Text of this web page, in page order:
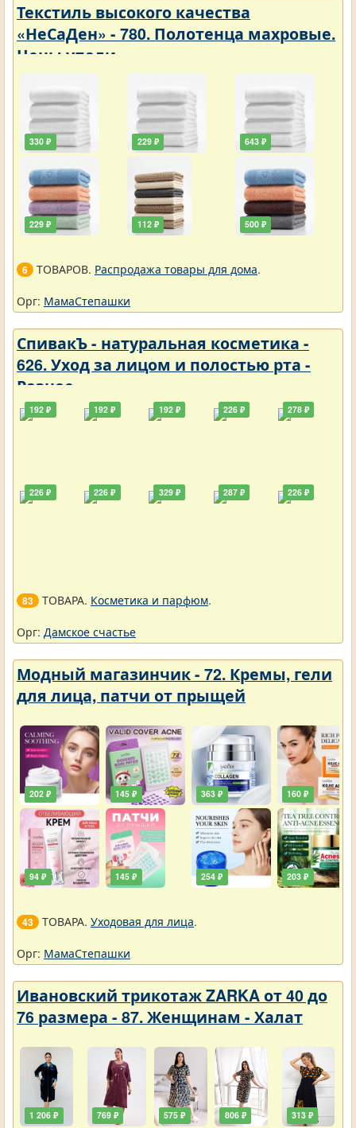
Текстиль высокого качества
«НеСаДен» - 780. Полотенца махровые.
Цены упали
330 ₽
229 ₽
229 ₽
112 ₽
643 ₽
500 ₽
6 ТОВАРОВ. Распродажа товары для дома.
Орг: МамаСтепашки
СпивакЪ - натуральная косметика -
626. Уход за лицом и полостью рта -
Разное
192 ₽
226 ₽
192 ₽
226 ₽
192 ₽
329 ₽
226 ₽
287 ₽
278 ₽
226 ₽
83 ТОВАРА. Косметика и парфюм.
Орг: Дамское счастье
Модный магазинчик - 72. Кремы, гели
для лица, патчи от прыщей
202 ₽
94 ₽
145 ₽
145 ₽
363 ₽
254 ₽
160 ₽
203 ₽
43 ТОВАРА. Уходовая для лица.
Орг: МамаСтепашки
Ивановский трикотаж ZARKA от 40 до
76 размера - 87. Женщинам - Халат
1 206 ₽ 769 ₽ 575 ₽ 806 ₽ 313 ₽